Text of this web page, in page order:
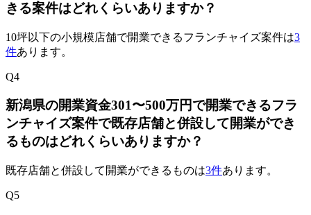
きる案件はどれくらいありますか？
10坪以下の小規模店舗で開業できるフランチャイズ案件は3
件あります。
Q4
新潟県の開業資金301〜500万円で開業できるフラ
ンチャイズ案件で既存店舗と併設して開業ができ
るものはどれくらいありますか？
既存店舗と併設して開業ができるものは3件あります。
Q5